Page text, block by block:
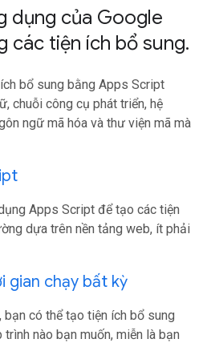
dụng của Google
các tiện ích bổ sung.
bổ sung bằng Apps Script
chuỗi công cụ phát triển, hệ
ngữ mã hóa và thư viện mã mà
Apps Script để tạo các tiện
dựa trên nền tảng web, ít phải
gian chạy bất kỳ
có thể tạo tiện ích bổ sung
nào bạn muốn, miễn là bạn